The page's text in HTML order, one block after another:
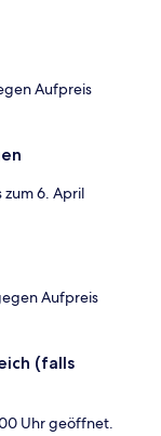
Aufpreis
6. April
Aufpreis
(falls
Uhr geöffnet.